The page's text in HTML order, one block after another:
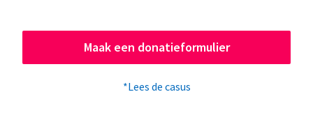
Maak een donatieformulier
*Lees de casus